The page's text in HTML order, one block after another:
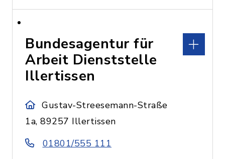
Bundesagentur für
Arbeit Dienststelle
Illertissen
Gustav-Streesemann-Straße
1a, 89257 Illertissen
01801/555 111